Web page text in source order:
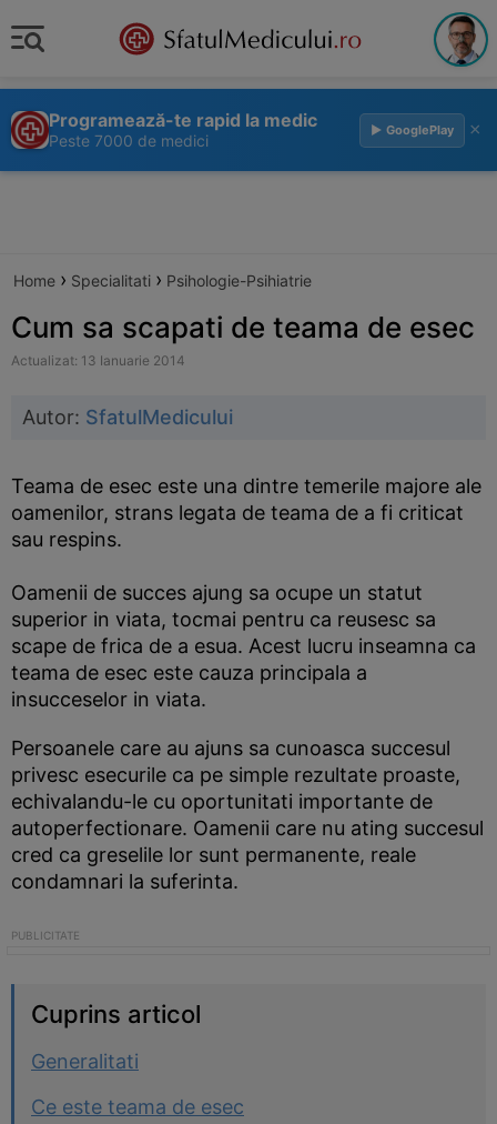
Programează-te rapid la medic
Peste 7000 de medici
▶ GooglePlay ×
Home › Specialitati › Psihologie-Psihiatrie
Cum sa scapati de teama de esec
Actualizat: 13 Ianuarie 2014
Autor: SfatulMedicului
Teama de esec este una dintre temerile majore ale
oamenilor, strans legata de teama de a fi criticat
sau respins.
Oamenii de succes ajung sa ocupe un statut
superior in viata, tocmai pentru ca reusesc sa
scape de frica de a esua. Acest lucru inseamna ca
teama de esec este cauza principala a
insucceselor in viata.
Persoanele care au ajuns sa cunoasca succesul
privesc esecurile ca pe simple rezultate proaste,
echivalandu-le cu oportunitati importante de
autoperfectionare. Oamenii care nu ating succesul
cred ca greselile lor sunt permanente, reale
condamnari la suferinta.
Cuprins articol
Generalitati
Ce este teama de esec